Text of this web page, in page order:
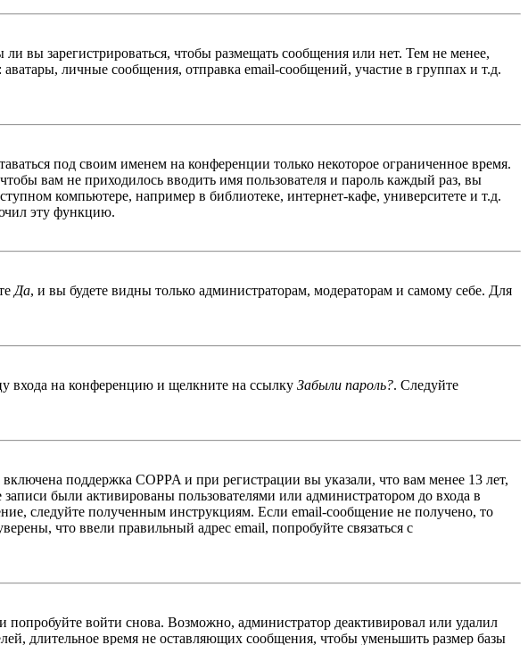
вы зарегистрироваться, чтобы размещать сообщения или нет. Тем не менее,
личные сообщения, отправка email-сообщений, участие в группах и т.д.
под своим именем на конференции только некоторое ограниченное время.
вам не приходилось вводить имя пользователя и пароль каждый раз, вы
компьютере, например в библиотеке, интернет-кафе, университете и т.д.
эту функцию.
Да, и вы будете видны только администраторам, модераторам и самому себе. Для
входа на конференцию и щелкните на ссылку Забыли пароль?. Следуйте
поддержка COPPA и при регистрации вы указали, что вам менее 13 лет,
были активированы пользователями или администратором до входа в
следуйте полученным инструкциям. Если email-сообщение не получено, то
что ввели правильный адрес email, попробуйте связаться с
войти снова. Возможно, администратор деактивировал или удалил
длительное время не оставляющих сообщения, чтобы уменьшить размер базы